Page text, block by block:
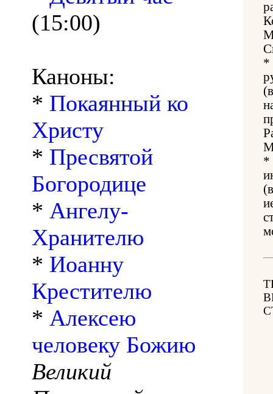
(15:00)
Каноны:
* Покаянный ко
Христу
* Пресвятой
Богородице
* Ангелу-
Хранителю
* Иоанну
Крестителю
* Алексею
человеку Божию
Великий
*
*